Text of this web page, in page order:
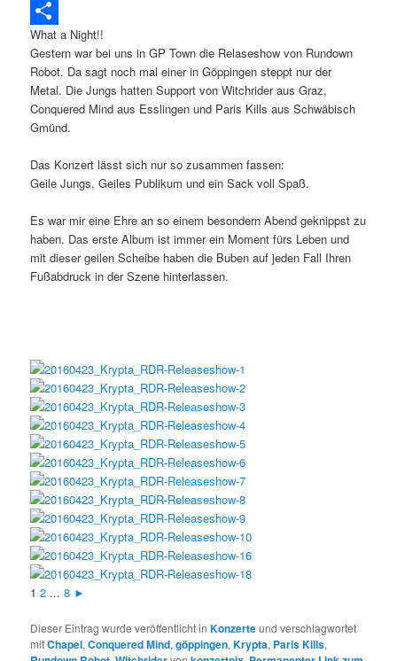
Twitter
Teilen
What a Night!!
Gestern war bei uns in GP Town die Relaseshow von Rundown
Robot. Da sagt noch mal einer in Göppingen steppt nur der
Metal. Die Jungs hatten Support von Witchrider aus Graz,
Conquered Mind aus Esslingen und Paris Kills aus Schwäbisch
Gmünd.
Das Konzert lässt sich nur so zusammen fassen:
Geile Jungs, Geiles Publikum und ein Sack voll Spaß.
Es war mir eine Ehre an so einem besondern Abend geknippst zu
haben. Das erste Album ist immer ein Moment fürs Leben und
mit dieser geilen Scheibe haben die Buben auf jeden Fall Ihren
Fußabdruck in der Szene hinterlassen.
1 2 ... 8 ►
Dieser Eintrag wurde veröffentlicht inKonzerteund verschlagwortet
mitChapel,Conquered Mind,göppingen,Krypta, Paris Kills,